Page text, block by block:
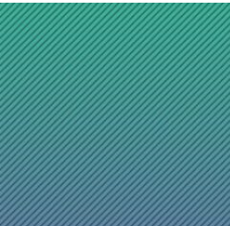
Non
Squad
–
Paris
19